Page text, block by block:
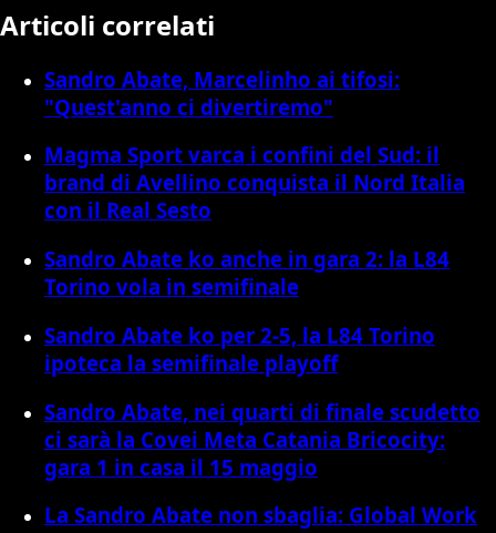
Articoli correlati
Sandro Abate, Marcelinho ai tifosi:
"Quest'anno ci divertiremo"
Magma Sport varca i confini del Sud: il
brand di Avellino conquista il Nord Italia
con il Real Sesto
Sandro Abate ko anche in gara 2: la L84
Torino vola in semifinale
Sandro Abate ko per 2-5, la L84 Torino
ipoteca la semifinale playoff
Sandro Abate, nei quarti di finale scudetto
ci sarà la Covei Meta Catania Bricocity:
gara 1 in casa il 15 maggio
La Sandro Abate non sbaglia: Global Work